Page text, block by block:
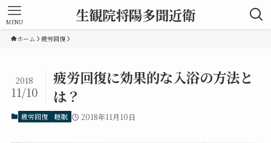
生観院将陽多聞近衛
MENU
ホーム 疲労回復
疲労回復に効果的な入浴の方法と
は？
2018
11/10
疲労回復 睡眠 2018年11月10日